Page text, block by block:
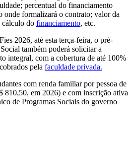
percentual do financiamento
onde formalizará o contrato; valor da
cálculo do financiamento, etc.
2026, até esta terça-feira, o pré-
também poderá solicitar a
integral, com a cobertura de até 100%
pela faculdade privada.
com renda familiar por pessoa de
810,50, em 2026) e com inscrição ativa
de Programas Sociais do governo